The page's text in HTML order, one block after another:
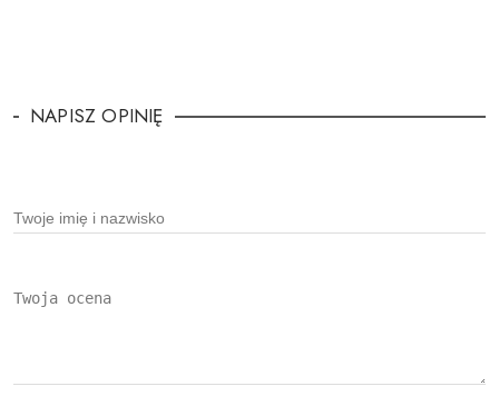
NAPISZ OPINIĘ